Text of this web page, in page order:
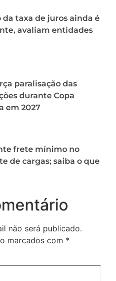
da taxa de juros ainda é
avaliam entidades
paralisação das
durante Copa
em 2027
frete mínimo no
de cargas; saiba o que
não será publicado.
marcados com *